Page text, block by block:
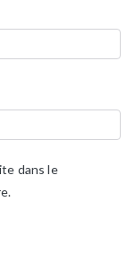
dans le